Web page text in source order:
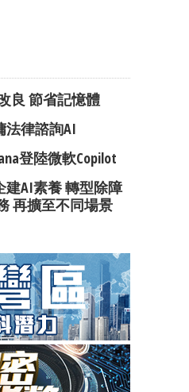
良 節省記憶體
法律諮詢AI
登陸微軟Copilot
AI素養 轉型除障
再擴至不同場景